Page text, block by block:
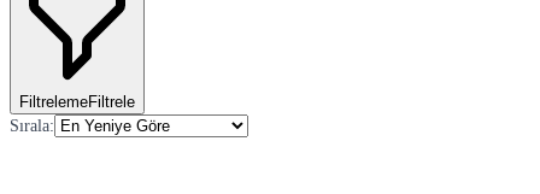
FiltrelemeFiltrele
Sırala: